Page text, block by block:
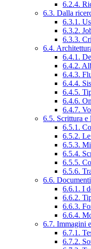
6.2.4.
6.3. Dalla
6.3.1.
6.3.2.
6.3.3.
6.4.
6.4.1.
6.4.2.
6.4.3.
6.4.4.
6.4.5.
6.4.6.
6.4.7.
6.5. Scrittura e
6.5.1.
6.5.2.
6.5.3.
6.5.4.
6.5.5.
6.5.6.
6.6. Documenti
6.6.1. I
6.6.2.
6.6.3.
6.6.4.
6.7. Immagini
6.7.1.
6.7.2.